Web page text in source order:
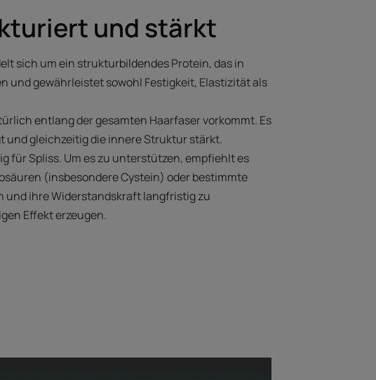
und stärkt
sich um ein strukturbildendes Protein, das in
und gewährleistet sowohl Festigkeit, Elastizität als
entlang der gesamten Haarfaser vorkommt. Es
und gleichzeitig die innere Struktur stärkt.
für Spliss. Um es zu unterstützen, empfiehlt es
(insbesondere Cystein) oder bestimmte
und ihre Widerstandskraft langfristig zu
Effekt erzeugen.